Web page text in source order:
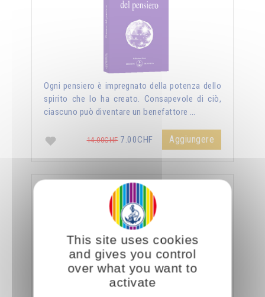
Ogni pensiero è impregnato della potenza dello
spirito che lo ha creato. Consapevole di ciò,
ciascuno può diventare un benefattore …
14.00CHF7.00CHF Aggiungere
La sessualità forza del cielo
This site uses cookies
and gives you control
over what you want to
activate